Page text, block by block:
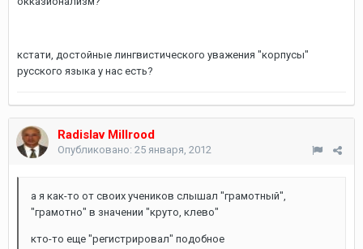
кстати, достойные лингвистического уважения "корпусы"
русского языка у нас есть?
Radislav Millrood
Опубликовано: 25 января, 2012
а я как-то от своих учеников слышал "грамотный",
"грамотно" в значении "круто, клево"
кто-то еще "регистрировал" подобное